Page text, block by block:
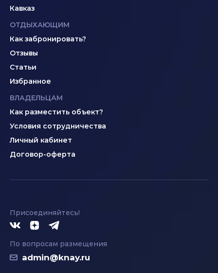
Кавказ
ОТДЫХАЮЩИМ
Как забронировать?
Отзывы
Статьи
Избранное
ВЛАДЕЛЬЦАМ
Как разместить объект?
Условия сотрудничества
Личный кабинет
Договор-оферта
Присоединяйтесь!
По вопросам размещения
admin@knay.ru